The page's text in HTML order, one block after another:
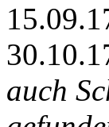
auch